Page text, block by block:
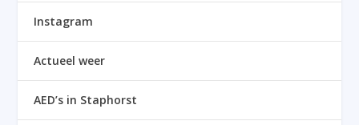
Instagram
Actueel weer
AED’s in Staphorst